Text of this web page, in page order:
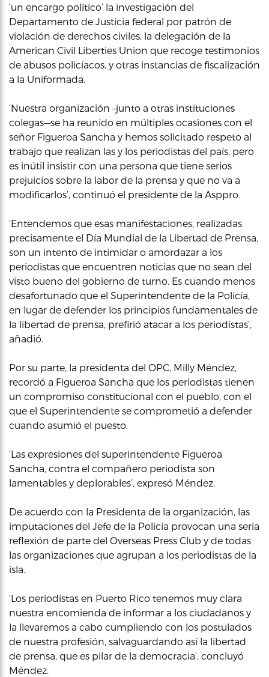
‘un encargo político’ la investigación del
Departamento de Justicia federal por patrón de
violación de derechos civiles, la delegación de la
American Civil Liberties Union que recoge testimonios
de abusos policíacos, y otras instancias de fiscalización
a la Uniformada.
‘Nuestra organización –junto a otras instituciones
colegas—se ha reunido en múltiples ocasiones con el
señor Figueroa Sancha y hemos solicitado respeto al
trabajo que realizan las y los periodistas del país, pero
es inútil insistir con una persona que tiene serios
prejuicios sobre la labor de la prensa y que no va a
modificarlos’, continuó el presidente de la Asppro.
‘Entendemos que esas manifestaciones, realizadas
precisamente el Día Mundial de la Libertad de Prensa,
son un intento de intimidar o amordazar a los
periodistas que encuentren noticias que no sean del
visto bueno del gobierno de turno. Es cuando menos
desafortunado que el Superintendente de la Policía,
en lugar de defender los principios fundamentales de
la libertad de prensa, prefirió atacar a los periodistas’,
añadió.
Por su parte, la presidenta del OPC, Milly Méndez,
recordó a Figueroa Sancha que los periodistas tienen
un compromiso constitucional con el pueblo, con el
que el Superintendente se comprometió a defender
cuando asumió el puesto.
‘Las expresiones del superintendente Figueroa
Sancha, contra el compañero periodista son
lamentables y deplorables’, expresó Méndez.
De acuerdo con la Presidenta de la organización, las
imputaciones del Jefe de la Policía provocan una seria
reflexión de parte del Overseas Press Club y de todas
las organizaciones que agrupan a los periodistas de la
isla.
‘Los periodistas en Puerto Rico tenemos muy clara
nuestra encomienda de informar a los ciudadanos y
la llevaremos a cabo cumpliendo con los postulados
de nuestra profesión, salvaguardando así la libertad
de prensa, que es pilar de la democracia’, concluyó
Méndez.